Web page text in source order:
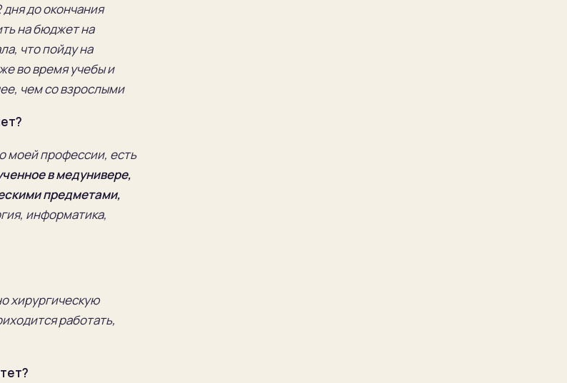
до окончания
на бюджет на
что пойду на
во время учебы и
чем со взрослыми
моей профессии, есть
в медунивере,
предметами,
информатика,
хирургическую
работать,